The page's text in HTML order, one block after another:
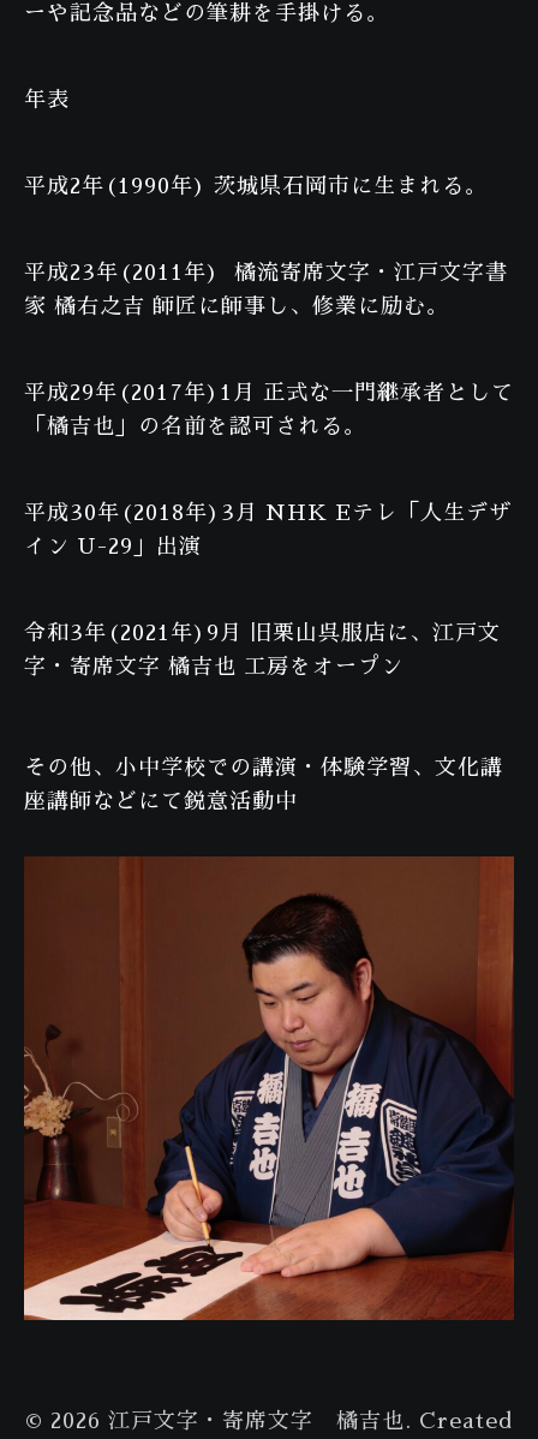
ーや記念品などの筆耕を手掛ける。
年表
平成2年(1990年) 茨城県石岡市に生まれる。
平成23年(2011年) 橘流寄席文字・江戸文字書
家 橘右之吉 師匠に師事し、修業に励む。
平成29年(2017年)1月 正式な一門継承者として
「橘吉也」の名前を認可される。
平成30年(2018年)3月 NHK Eテレ「人生デザ
イン U-29」出演
令和3年(2021年)9月 旧栗山呉服店に、江戸文
字・寄席文字 橘吉也 工房をオープン
その他、小中学校での講演・体験学習、文化講
座講師などにて鋭意活動中
© 2026 江戸文字・寄席文字 橘吉也. Created